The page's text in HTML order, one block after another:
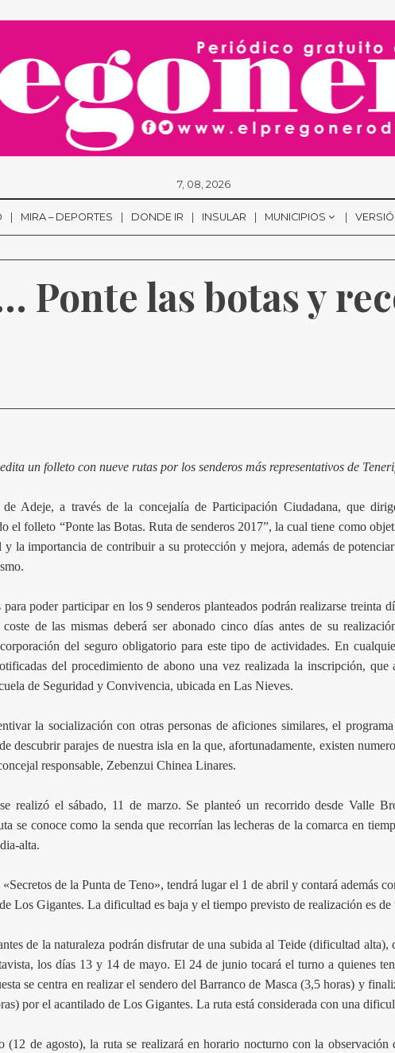
7, 08, 2026
MIRA – DEPORTES DONDE IR INSULAR MUNICIPIOS
Ponte las botas y
un folleto con nueve rutas por los senderos más representativos de
Adeje, a través de la concejalía de Participación Ciudadana, que
el folleto “Ponte las Botas. Ruta de senderos 2017”, la cual tiene como
y la importancia de contribuir a su protección y mejora, además de
poder participar en los 9 senderos planteados podrán realizarse treinta
de las mismas deberá ser abonado cinco días antes de su
del seguro obligatorio para este tipo de actividades. En
del procedimiento de abono una vez realizada la inscripción, que
de Seguridad y Convivencia, ubicada en Las Nieves.
la socialización con otras personas de aficiones similares, el
descubrir parajes de nuestra isla en la que, afortunadamente, existen
responsable, Zebenzui Chinea Linares.
realizó el sábado, 11 de marzo. Se planteó un recorrido desde Valle
se conoce como la senda que recorrían las lecheras de la comarca en
alta.
de la Punta de Teno», tendrá lugar el 1 de abril y contará además
Los Gigantes. La dificultad es baja y el tiempo previsto de realización es de
de la naturaleza podrán disfrutar de una subida al Teide (dificultad alta),
los días 13 y 14 de mayo. El 24 de junio tocará el turno a quienes
se centra en realizar el sendero del Barranco de Masca (3,5 horas) y
por el acantilado de Los Gigantes. La ruta está considerada con una
(12 de agosto), la ruta se realizará en horario nocturno con la observación